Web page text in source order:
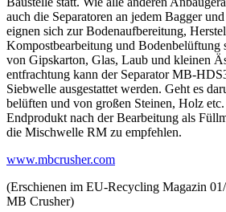
auch die Separatoren an jedem Bagger
eignen sich zur Bodenaufbereitung,
Kompostbearbeitung und Bodenbelüftung
von Gipskarton, Glas, Laub und kleinen
entfrachtung kann der Separator MB-
Siebwelle ausgestattet werden. Geht es
belüften und von großen Steinen, Holz
Endprodukt nach der Bearbeitung als
die Mischwelle RM zu empfehlen.
www.mbcrusher.com
(Erschienen im EU-Recycling Magazin
MB Crusher)